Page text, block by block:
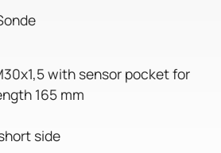
with sensor pocket for
165 mm
side